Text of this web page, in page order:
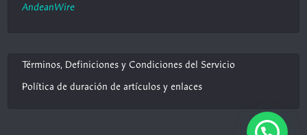
AndeanWire
Términos, Definiciones y Condiciones del Servicio
Política de duración de artículos y enlaces